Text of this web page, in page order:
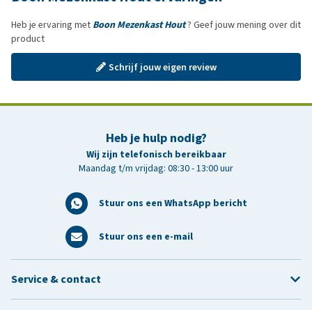
Heb je ervaring met Boon Mezenkast Hout? Geef jouw mening over dit
product
Schrijf jouw eigen review
Heb je hulp nodig?
Wij zijn telefonisch bereikbaar
Maandag t/m vrijdag: 08:30 - 13:00 uur
Stuur ons een WhatsApp bericht
Stuur ons een e-mail
Service & contact